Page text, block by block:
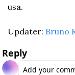
usa.
Updater: Bruno
Reply